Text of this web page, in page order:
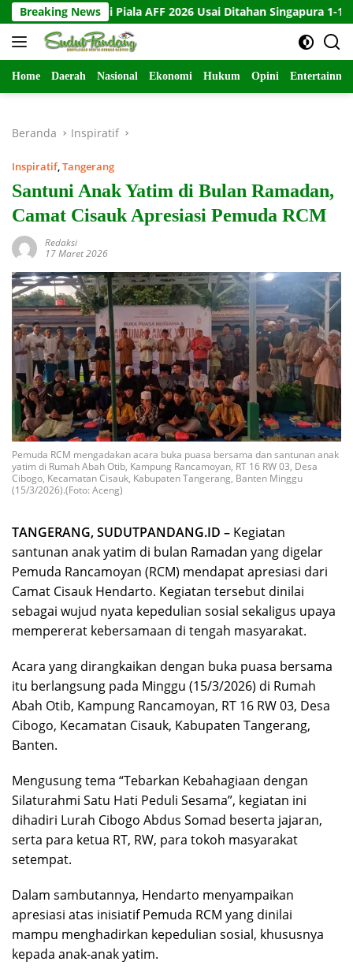
Langsung
ke
konten
Breaking News
di Piala AFF 2026 Usai Ditahan Singapura 1-1 10
Home Daerah Nasional Ekonomi Hukum Opini
Beranda Inspiratif
Inspiratif,Tangerang
Santuni Anak Yatim di Bulan Ramadan,
Camat Cisauk Apresiasi Pemuda RCM
Redaksi
17 Maret 2026
Pemuda RCM mengadakan acara buka puasa bersama dan santunan anak
yatim di Rumah Abah Otib, Kampung Rancamoyan, RT 16 RW 03, Desa
Cibogo, Kecamatan Cisauk, Kabupaten Tangerang, Banten Minggu
(15/3/2026).(Foto: Aceng)
TANGERANG, SUDUTPANDANG.ID – Kegiatan
santunan anak yatim di bulan Ramadan yang digelar
Pemuda Rancamoyan (RCM) mendapat apresiasi dari
Camat Cisauk Hendarto. Kegiatan tersebut dinilai
sebagai wujud nyata kepedulian sosial sekaligus upaya
mempererat kebersamaan di tengah masyarakat.
Acara yang dirangkaikan dengan buka puasa bersama
itu berlangsung pada Minggu (15/3/2026) di Rumah
Abah Otib, Kampung Rancamoyan, RT 16 RW 03, Desa
Cibogo, Kecamatan Cisauk, Kabupaten Tangerang,
Banten.
Mengusung tema “Tebarkan Kebahagiaan dengan
Silaturahmi Satu Hati Peduli Sesama”, kegiatan ini
dihadiri Lurah Cibogo Abdus Somad beserta jajaran,
serta para ketua RT, RW, para tokoh masyarakat
setempat.
Dalam sambutannya, Hendarto menyampaikan
apresiasi atas inisiatif Pemuda RCM yang dinilai
mampu menghadirkan kepedulian sosial, khususnya
kepada anak-anak yatim.